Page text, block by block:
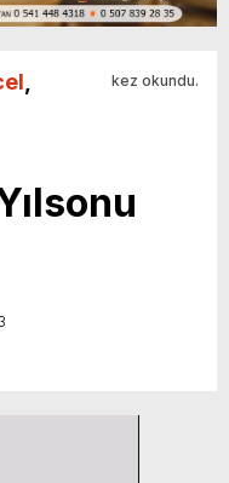
kez okundu.